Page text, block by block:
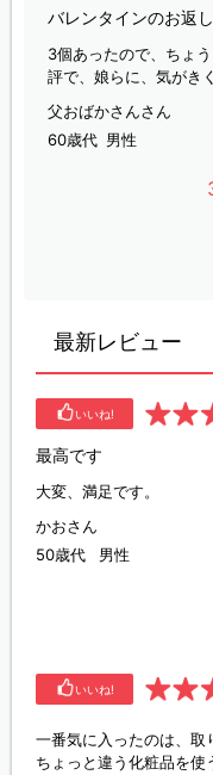
バレンタインのお返
3個あったので、ちょ
評で、娘らに、気がき
父おばかさんさん
60歳代 男性
最新レビュー
いいね!
最高です
大変、満足です。
かおさん
50歳代
男性
いいね!
一番気に入ったのは、取
ちょっと違う化粧品を使